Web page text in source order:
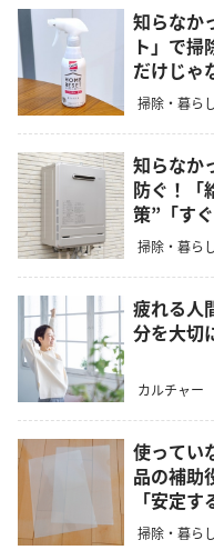
知らなか
ト」で
だけじゃ
掃除・暮ら
知らなか
防ぐ！「
策”「すぐ
掃除・暮ら
疲れる人
分を大切
カルチャー
使ってい
品の補助
「安定
掃除・暮ら